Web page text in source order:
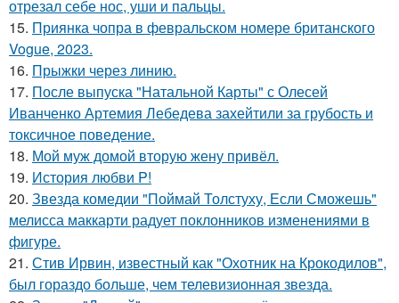
отрезал себе нос, уши и пальцы.
15. Приянка чопра в февральском номере британского
Vogue, 2023.
16. Прыжки через линию.
17. После выпуска "Натальной Карты" с Олесей
Иванченко Артемия Лебедева захейтили за грубость и
токсичное поведение.
18. Мой муж домой вторую жену привёл.
19. История любви P!
20. Звезда комедии "Поймай Толстуху, Если Сможешь"
мелисса маккарти радует поклонников изменениями в
фигуре.
21. Стив Ирвин, известный как "Охотник на Крокодилов",
был гораздо больше, чем телевизионная звезда.